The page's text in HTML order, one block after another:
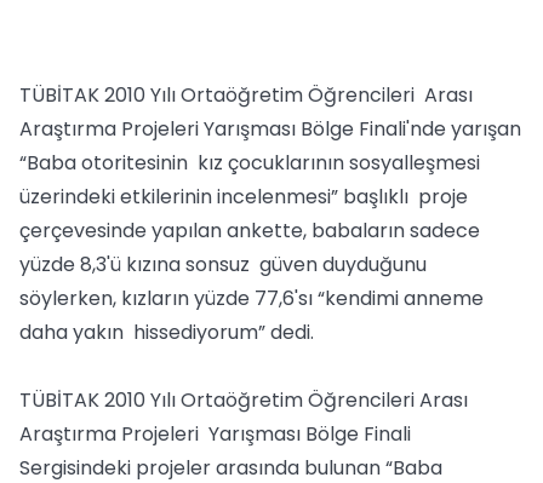
TÜBİTAK 2010 Yılı Ortaöğretim Öğrencileri Arası
Araştırma Projeleri Yarışması Bölge Finali'nde yarışan
“Baba otoritesinin kız çocuklarının sosyalleşmesi
üzerindeki etkilerinin incelenmesi” başlıklı proje
çerçevesinde yapılan ankette, babaların sadece
yüzde 8,3'ü kızına sonsuz güven duyduğunu
söylerken, kızların yüzde 77,6'sı “kendimi anneme
daha yakın hissediyorum” dedi.
TÜBİTAK 2010 Yılı Ortaöğretim Öğrencileri Arası
Araştırma Projeleri Yarışması Bölge Finali
Sergisindeki projeler arasında bulunan “Baba